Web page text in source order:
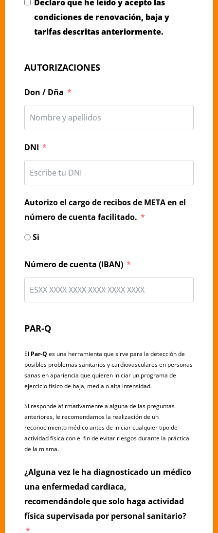
Declaro que he leído y acepto las
condiciones de renovación, baja y
tarifas descritas anteriormente.
AUTORIZACIONES
Don / Dña
DNI
Autorizo el cargo de recibos de META en el
número de cuenta facilitado.
Si
Número de cuenta (IBAN)
PAR-Q
El Par-Q es una herramienta que sirve para la detección de
posibles problemas sanitarios y cardiovasculares en personas
sanas en apariencia que quieren iniciar un programa de
ejercicio físico de baja, media o alta intensidad.
Si responde afirmativamente a alguna de las preguntas
anteriores, le recomendamos la realización de un
reconocimiento médico antes de iniciar cualquier tipo de
actividad física con el fin de evitar riesgos durante la práctica
de la misma.
¿Alguna vez le ha diagnosticado un médico
una enfermedad cardiaca,
recomendándole que solo haga actividad
física supervisada por personal sanitario?